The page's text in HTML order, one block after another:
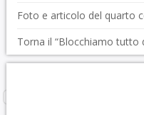
Foto e articolo del quarto
Torna il “Blocchiamo tutto